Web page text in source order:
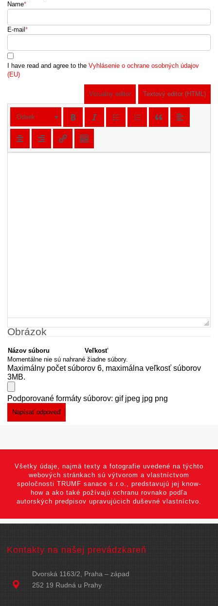
Name*
E-mail *
I have read and agree to the Vyhlásenie o ochrane osobných údajov
(EU)
Vizuálny editor Textový editor (HTML)
Odsek
Obrázok
Názov súboru
Veľkosť
Momentálne nie sú nahrané žiadne súbory.
Maximálny počet súborov 6, maximálna veľkosť súborov
3MB.
Podporované formáty súborov: gif jpeg jpg png
Všetky údaje, najmä texty a fotografie uvedené na týchto
webových stránkach sú výtvorom a vlastníctvom
spoločnosti TRUMF sanace s.r.o., predstavujú jej know-
how a ako také požívajú ochranu rovnako podľa
autorských predpisov upravujúcich duševné vlastníctvo.
Kontakty na našej prevádzkareň
Dvorská 1163/2, Praha – západ
252 19 Rudná u Prahy